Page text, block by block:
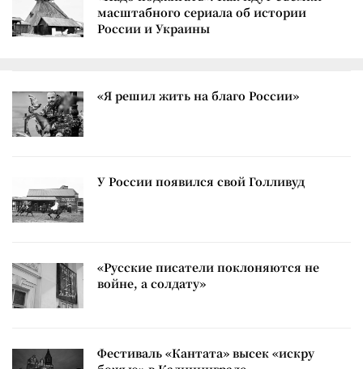
масштабного сериала об истории
России и Украины
«Я решил жить на благо России»
У России появился свой Голливуд
«Русские писатели поклоняются не
войне, а солдату»
Фестиваль «Кантата» высек «искру